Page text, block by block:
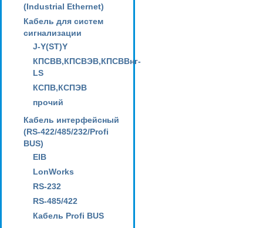
(Industrial Ethernet)
Кабель для систем
сигнализации
J-Y(ST)Y
КПСВВ,КПСВЭВ,КПСВВнг-
LS
КСПВ,КСПЭВ
прочий
Кабель интерфейсный
(RS-422/485/232/Profi
BUS)
EIB
LonWorks
RS-232
RS-485/422
Кабель Profi BUS